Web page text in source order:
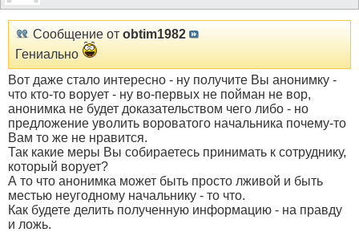
Сообщение от obtim1982
Гениально
Вот даже стало интересно - ну получите Вы анонимку -
что кто-то ворует - ну во-первых не пойман не вор,
анонимка не будет доказательством чего либо - но
предложение уволить вороватого начальника почему-то
Вам то же не нравится.
Так какие меры Вы собираетесь принимать к сотруднику,
который ворует?
А то что анонимка может быть просто лживой и быть
местью неугодному начальнику - то что.
Как будете делить полученную информацию - на правду
и ложь.